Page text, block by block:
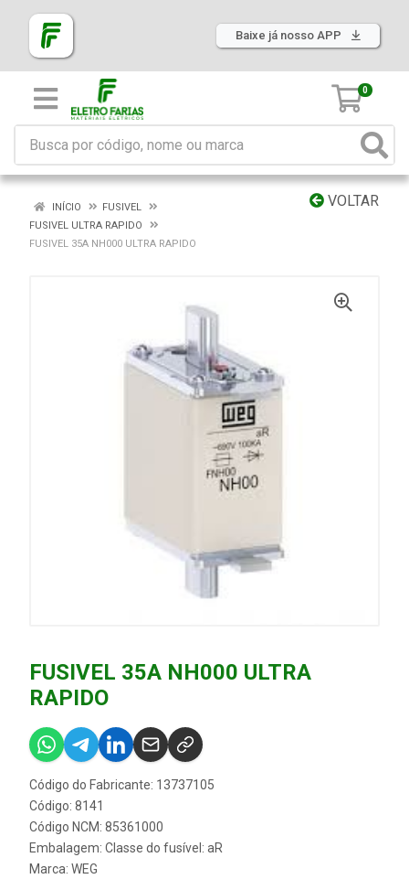
Baixe já nosso APP
0
VOLTAR
INÍCIO
FUSIVEL
FUSIVEL ULTRA RAPIDO
FUSIVEL 35A NH000 ULTRA RAPIDO
FUSIVEL 35A NH000 ULTRA
RAPIDO
Código do Fabricante: 13737105
Código: 8141
Código NCM: 85361000
Embalagem: Classe do fusível: aR
Marca: WEG